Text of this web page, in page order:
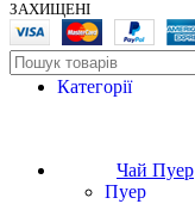
ЗАХИЩЕНІ
Категорії
Чай Пуер
Пуер